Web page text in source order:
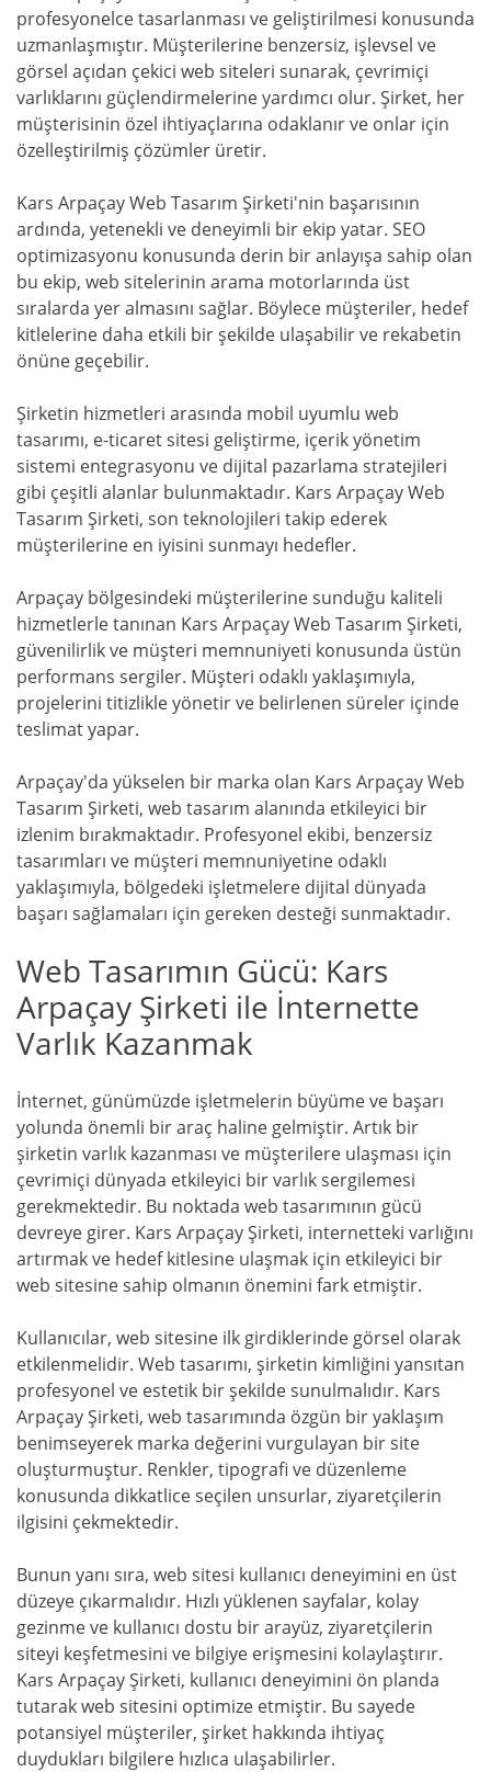
profesyonelce tasarlanması ve geliştirilmesi konusunda
uzmanlaşmıştır. Müşterilerine benzersiz, işlevsel ve
görsel açıdan çekici web siteleri sunarak, çevrimiçi
varlıklarını güçlendirmelerine yardımcı olur. Şirket, her
müşterisinin özel ihtiyaçlarına odaklanır ve onlar için
özelleştirilmiş çözümler üretir.
Kars Arpaçay Web Tasarım Şirketi'nin başarısının
ardında, yetenekli ve deneyimli bir ekip yatar. SEO
optimizasyonu konusunda derin bir anlayışa sahip olan
bu ekip, web sitelerinin arama motorlarında üst
sıralarda yer almasını sağlar. Böylece müşteriler, hedef
kitlelerine daha etkili bir şekilde ulaşabilir ve rekabetin
önüne geçebilir.
Şirketin hizmetleri arasında mobil uyumlu web
tasarımı, e-ticaret sitesi geliştirme, içerik yönetim
sistemi entegrasyonu ve dijital pazarlama stratejileri
gibi çeşitli alanlar bulunmaktadır. Kars Arpaçay Web
Tasarım Şirketi, son teknolojileri takip ederek
müşterilerine en iyisini sunmayı hedefler.
Arpaçay bölgesindeki müşterilerine sunduğu kaliteli
hizmetlerle tanınan Kars Arpaçay Web Tasarım Şirketi,
güvenilirlik ve müşteri memnuniyeti konusunda üstün
performans sergiler. Müşteri odaklı yaklaşımıyla,
projelerini titizlikle yönetir ve belirlenen süreler içinde
teslimat yapar.
Arpaçay'da yükselen bir marka olan Kars Arpaçay Web
Tasarım Şirketi, web tasarım alanında etkileyici bir
izlenim bırakmaktadır. Profesyonel ekibi, benzersiz
tasarımları ve müşteri memnuniyetine odaklı
yaklaşımıyla, bölgedeki işletmelere dijital dünyada
başarı sağlamaları için gereken desteği sunmaktadır.
Web Tasarımın Gücü: Kars
Arpaçay Şirketi ile İnternette
Varlık Kazanmak
İnternet, günümüzde işletmelerin büyüme ve başarı
yolunda önemli bir araç haline gelmiştir. Artık bir
şirketin varlık kazanması ve müşterilere ulaşması için
çevrimiçi dünyada etkileyici bir varlık sergilemesi
gerekmektedir. Bu noktada web tasarımının gücü
devreye girer. Kars Arpaçay Şirketi, internetteki varlığını
artırmak ve hedef kitlesine ulaşmak için etkileyici bir
web sitesine sahip olmanın önemini fark etmiştir.
Kullanıcılar, web sitesine ilk girdiklerinde görsel olarak
etkilenmelidir. Web tasarımı, şirketin kimliğini yansıtan
profesyonel ve estetik bir şekilde sunulmalıdır. Kars
Arpaçay Şirketi, web tasarımında özgün bir yaklaşım
benimseyerek marka değerini vurgulayan bir site
oluşturmuştur. Renkler, tipografi ve düzenleme
konusunda dikkatlice seçilen unsurlar, ziyaretçilerin
ilgisini çekmektedir.
Bunun yanı sıra, web sitesi kullanıcı deneyimini en üst
düzeye çıkarmalıdır. Hızlı yüklenen sayfalar, kolay
gezinme ve kullanıcı dostu bir arayüz, ziyaretçilerin
siteyi keşfetmesini ve bilgiye erişmesini kolaylaştırır.
Kars Arpaçay Şirketi, kullanıcı deneyimini ön planda
tutarak web sitesini optimize etmiştir. Bu sayede
potansiyel müşteriler, şirket hakkında ihtiyaç
duydukları bilgilere hızlıca ulaşabilirler.